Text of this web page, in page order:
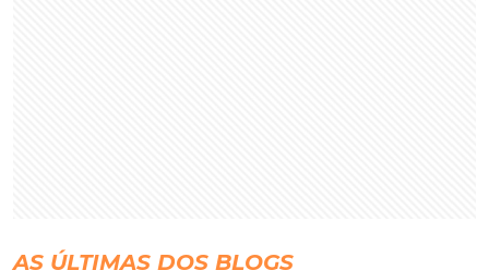
AS ÚLTIMAS DOS BLOGS